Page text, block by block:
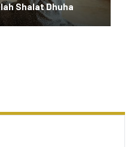
Shalat Dhuha